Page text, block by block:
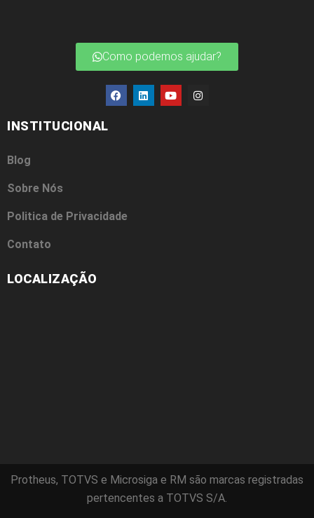
Como podemos ajudar?
INSTITUCIONAL
Blog
Sobre Nós
Politica de Privacidade
Contato
LOCALIZAÇÃO
Protheus, TOTVS e Microsiga e RM são marcas registradas
pertencentes a TOTVS S/A.